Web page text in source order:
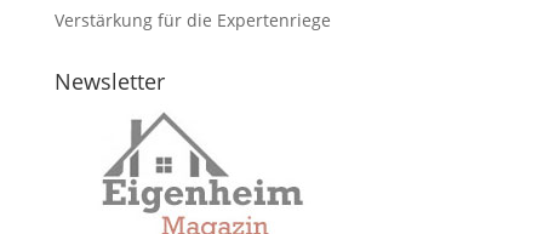
Verstärkung für die Expertenriege
Newsletter